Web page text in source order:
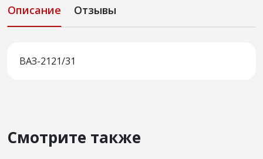
Описание Отзывы
ВАЗ-2121/31
Смотрите также